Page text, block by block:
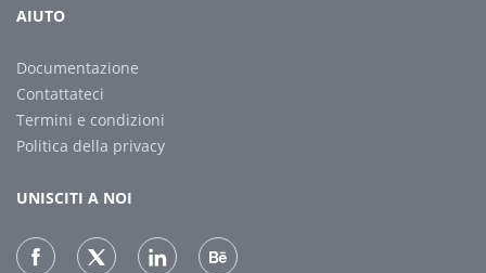
AIUTO
Documentazione
Contattateci
Termini e condizioni
Politica della privacy
UNISCITI A NOI